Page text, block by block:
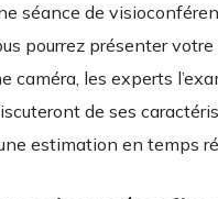
séance de
pourrez présenter
caméra, les experts
de ses
estimation en temps